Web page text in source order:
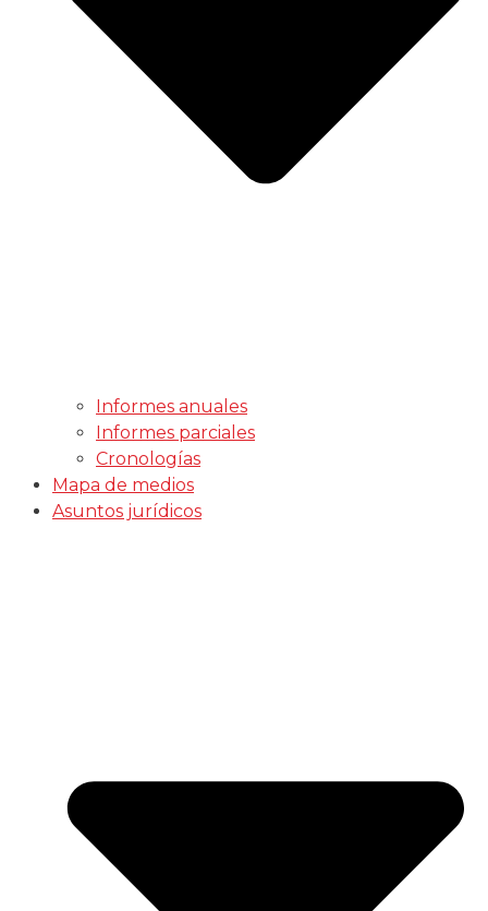
Informes anuales
Informes parciales
Cronologías
Mapa de medios
Asuntos jurídicos